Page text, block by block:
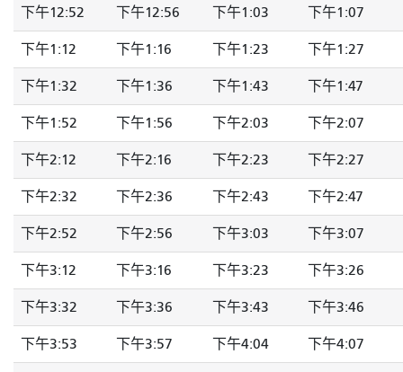
下午12:52 下午12:56 下午1:03 下午1:07
下午1:12 下午1:16 下午1:23 下午1:27
下午1:32 下午1:36 下午1:43 下午1:47
下午1:52 下午1:56 下午2:03 下午2:07
下午2:12 下午2:16 下午2:23 下午2:27
下午2:32 下午2:36 下午2:43 下午2:47
下午2:52 下午2:56 下午3:03 下午3:07
下午3:12 下午3:16 下午3:23 下午3:26
下午3:32 下午3:36 下午3:43 下午3:46
下午3:53 下午3:57 下午4:04 下午4:07